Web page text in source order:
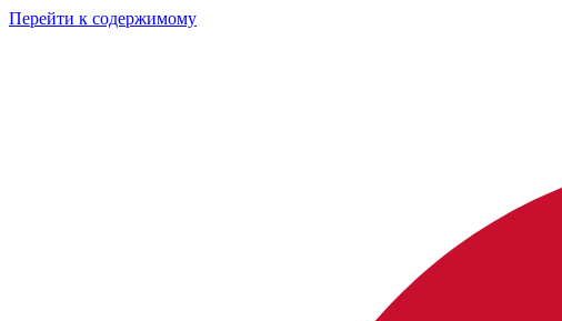
Перейти к содержимому